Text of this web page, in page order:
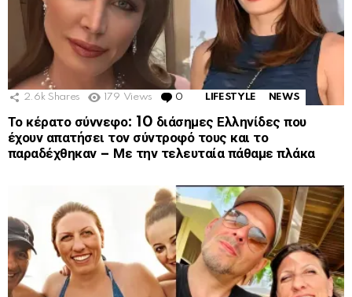
2.6k Shares 179 Views 0 Comments
LIFESTYLE NEWS
Το κέρατο σύννεφο: 10 διάσημες Ελληνίδες που
έχουν απατήσει τον σύντροφό τους και το
παραδέχθηκαν – Με την τελευταία πάθαμε πλάκα